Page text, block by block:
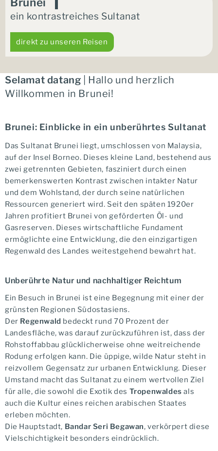
ein kontrastreiches Sultanat
direkt zu unseren Reisen
Selamat datang | Hallo und herzlich
Willkommen in Brunei!
Brunei: Einblicke in ein unberührtes Sultanat
Das Sultanat Brunei liegt, umschlossen von Malaysia,
auf der Insel Borneo. Dieses kleine Land, bestehend aus
zwei getrennten Gebieten, fasziniert durch einen
bemerkenswerten Kontrast zwischen intakter Natur
und dem Wohlstand, der durch seine natürlichen
Ressourcen generiert wird. Seit den späten 1920er
Jahren profitiert Brunei von geförderten Öl- und
Gasreserven. Dieses wirtschaftliche Fundament
ermöglichte eine Entwicklung, die den einzigartigen
Regenwald des Landes weitestgehend bewahrt hat.
Unberührte Natur und nachhaltiger Reichtum
Ein Besuch in Brunei ist eine Begegnung mit einer der
grünsten Regionen Südostasiens.
Der Regenwald bedeckt rund 70 Prozent der
Landesfläche, was darauf zurückzuführen ist, dass der
Rohstoffabbau glücklicherweise ohne weitreichende
Rodung erfolgen kann. Die üppige, wilde Natur steht in
reizvollem Gegensatz zur urbanen Entwicklung. Dieser
Umstand macht das Sultanat zu einem wertvollen Ziel
für alle, die sowohl die Exotik des Tropenwaldes als
auch die Kultur eines reichen arabischen Staates
erleben möchten.
Die Hauptstadt, Bandar Seri Begawan, verkörpert diese
Vielschichtigkeit besonders eindrücklich.